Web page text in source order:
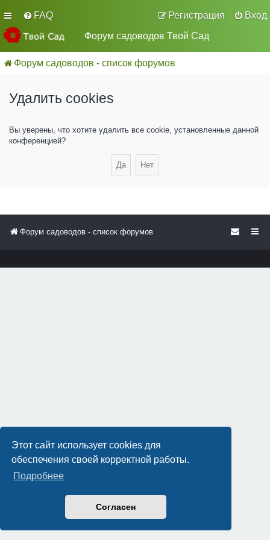
Этот сайт использует cookies для
обеспечения своей корректной работы.
Подробнее
Согласен
FAQ Вход
Регистрация
Форум садоводов Твой Сад
Форум садоводов - список форумов
Удалить cookies
Вы уверены, что хотите удалить все cookie, установленные данной
конференцией?
Форум садоводов - список форумов